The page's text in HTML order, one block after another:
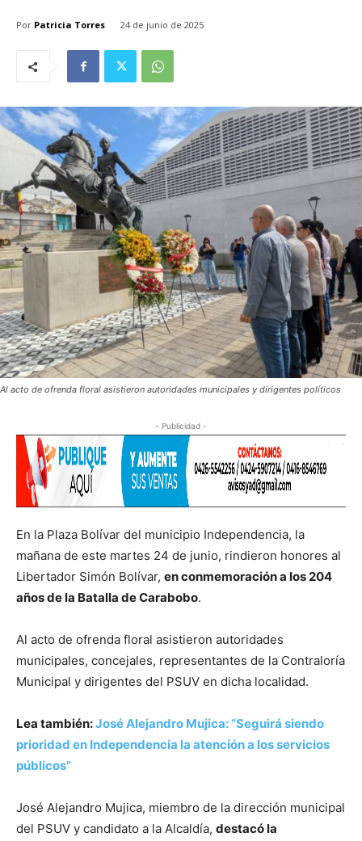
Por Patricia Torres 24 de junio de 2025
Al acto de ofrenda floral asistieron autoridades municipales y dirigentes políticos
- Publicidad -
En la Plaza Bolívar del municipio Independencia, la
mañana de este martes 24 de junio, rindieron honores al
Libertador Simón Bolívar, en conmemoración a los 204
años de la Batalla de Carabobo.
Al acto de ofrenda floral asistieron autoridades
municipales, concejales, representantes de la Contraloría
Municipal y dirigentes del PSUV en dicha localidad.
Lea también:José Alejandro Mujica: “Seguirá siendo
prioridad en Independencia la atención a los servicios
públicos”
José Alejandro Mujica, miembro de la dirección municipal
del PSUV y candidato a la Alcaldía, destacó la